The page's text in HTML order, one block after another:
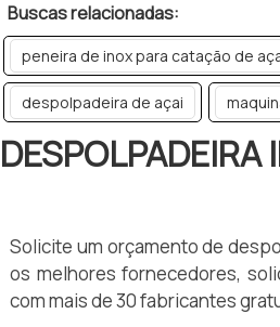
Buscas relacionadas:
peneira de inox para catação de
despolpadeira de açai
DESPOLPADEIRA
Solicite um orçamento de
os melhores fornecedores,
com mais de 30 fabricantes